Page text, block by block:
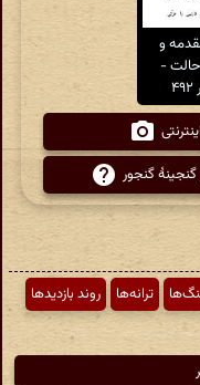
و
-
گنجینهٔ گنجور
ترانه‌ها
روند بازدیدها